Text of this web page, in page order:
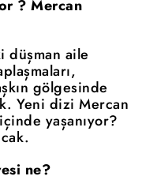
? Mercan
düşman aile
gölgesinde
Yeni dizi Mercan
yaşanıyor?
ne?